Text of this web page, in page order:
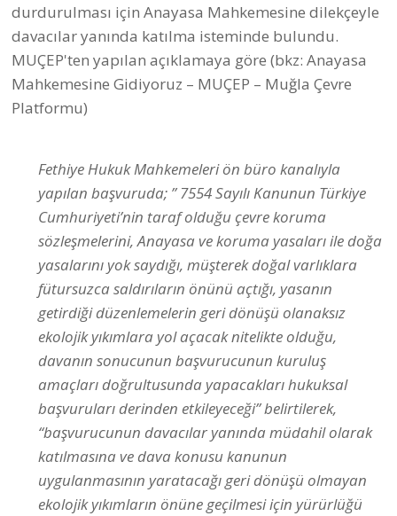
durdurulması için Anayasa Mahkemesine dilekçeyle
davacılar yanında katılma isteminde bulundu.
MUÇEP'ten yapılan açıklamaya göre (bkz: Anayasa
Mahkemesine Gidiyoruz – MUÇEP – Muğla Çevre
Platformu)
Fethiye Hukuk Mahkemeleri ön büro kanalıyla
yapılan başvuruda; ” 7554 Sayılı Kanunun Türkiye
Cumhuriyeti’nin taraf olduğu çevre koruma
sözleşmelerini, Anayasa ve koruma yasaları ile doğa
yasalarını yok saydığı, müşterek doğal varlıklara
fütursuzca saldırıların önünü açtığı, yasanın
getirdiği düzenlemelerin geri dönüşü olanaksız
ekolojik yıkımlara yol açacak nitelikte olduğu,
davanın sonucunun başvurucunun kuruluş
amaçları doğrultusunda yapacakları hukuksal
başvuruları derinden etkileyeceği” belirtilerek,
“başvurucunun davacılar yanında müdahil olarak
katılmasına ve dava konusu kanunun
uygulanmasının yaratacağı geri dönüşü olmayan
ekolojik yıkımların önüne geçilmesi için yürürlüğü